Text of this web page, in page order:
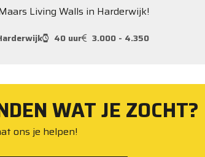
Living Walls in Harderwijk!
40 uur 3.000 - 4.350
WAT JE ZOCHT?
ons je helpen!